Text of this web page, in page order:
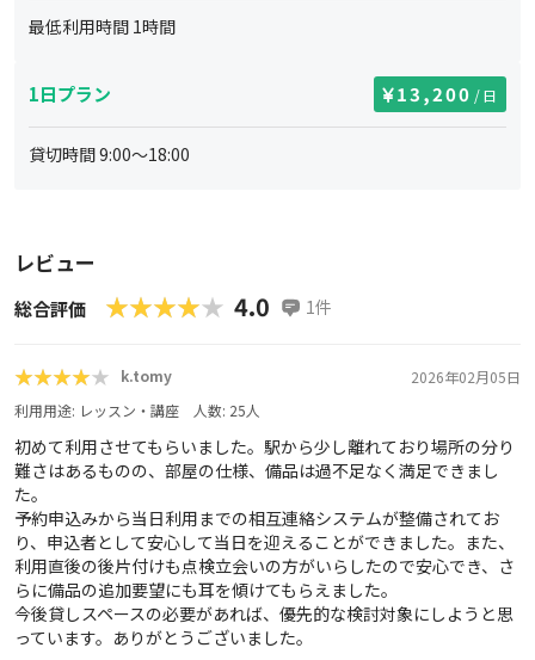
最低利用時間 1時間
1日プラン 13,200 /日
貸切時間9:00～18:00
レビュー
総合評価 ★★★★★
★★★★★ 4.0 1件
★★★★★
★★★★★ k.tomy
2026年02月05日
利用用途: レッスン・講座 人数: 25人
初めて利用させてもらいました。駅から少し離れており場所の分り
難さはあるものの、部屋の仕様、備品は過不足なく満足できまし
た。
予約申込みから当日利用までの相互連絡システムが整備されてお
り、申込者として安心して当日を迎えることができました。また、
利用直後の後片付けも点検立会いの方がいらしたので安心でき、さ
らに備品の追加要望にも耳を傾けてもらえました。
今後貸しスペースの必要があれば、優先的な検討対象にしようと思
っています。ありがとうございました。